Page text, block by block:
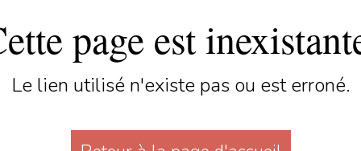
page est
Le lien utilisé n'existe pas ou est erroné.